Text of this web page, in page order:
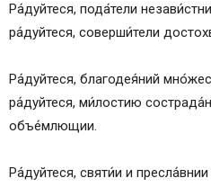
Ра́дуйтеся, пода́тели
ра́дуйтеся, соверши́тели
Ра́дуйтеся, благодея́ний
ра́дуйтеся, ми́лостию
объе́млющии.
Ра́дуйтеся, святи́и и